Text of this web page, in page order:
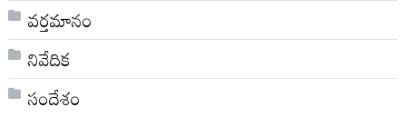
వర్తమానం
నివేదిక
సందేశం